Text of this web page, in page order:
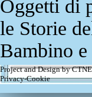
Oggetti di
le Storie
Bambino e
Project and Design by
Privacy-Cookie